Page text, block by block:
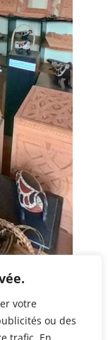
votre
ou des